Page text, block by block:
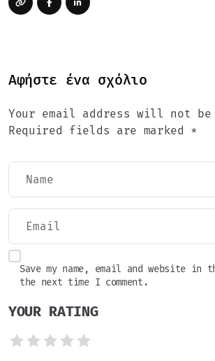
Αφήστε ένα σχόλιο
Your email address will not be
Required fields are marked *
Save my name, email and website in
the next time I comment.
YOUR RATING